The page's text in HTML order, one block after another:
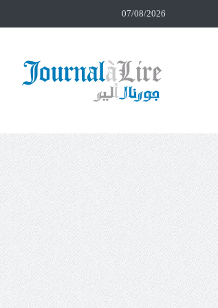
07/08/2026